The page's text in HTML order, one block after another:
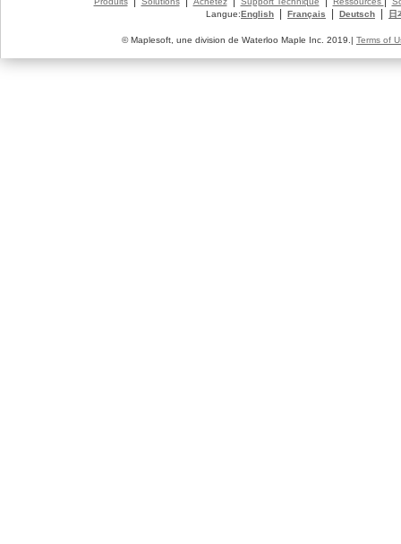
Langue:English Français Deutsch 日
© Maplesoft, une division de Waterloo Maple Inc. 2019.| Terms of